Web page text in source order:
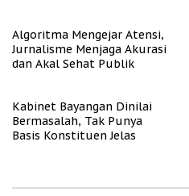
Algoritma Mengejar Atensi,
Jurnalisme Menjaga Akurasi
dan Akal Sehat Publik
Kabinet Bayangan Dinilai
Bermasalah, Tak Punya
Basis Konstituen Jelas